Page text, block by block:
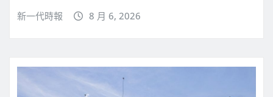
新一代時報 8 月 6, 2026